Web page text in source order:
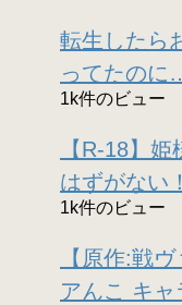
転生したら
ってたの
1k件のビュー
【R-18】
はずがない
1k件のビュー
【原作:戦
アんこ キャ